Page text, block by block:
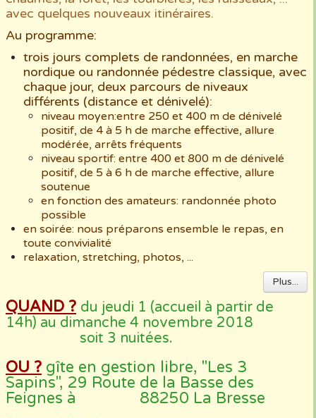
avec quelques nouveaux itinéraires.
Au programme:
trois jours complets de randonnées, en marche
nordique ou randonnée pédestre classique, avec
chaque jour, deux parcours de niveaux
différents (distance et dénivelé):
niveau moyen:entre 250 et 400 m de dénivelé
positif, de 4 à 5 h de marche effective, allure
modérée, arrêts fréquents
niveau sportif: entre 400 et 800 m de dénivelé
positif, de 5 à 6 h de marche effective, allure
soutenue
en fonction des amateurs: randonnée photo
possible
en soirée: nous préparons ensemble le repas, en
toute convivialité
relaxation, stretching, photos, ...
Plus...
QUAND ? du jeudi 1 (accueil à partir de
14h) au dimanche 4 novembre 2018
soit 3 nuitées.
OU ? gîte en gestion libre, "Les 3
Sapins", 29 Route de la Basse des
Feignes à 88250 La Bresse